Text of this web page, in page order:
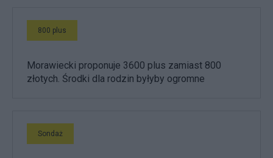
800 plus
Morawiecki proponuje 3600 plus zamiast 800
złotych. Środki dla rodzin byłyby ogromne
Sondaż